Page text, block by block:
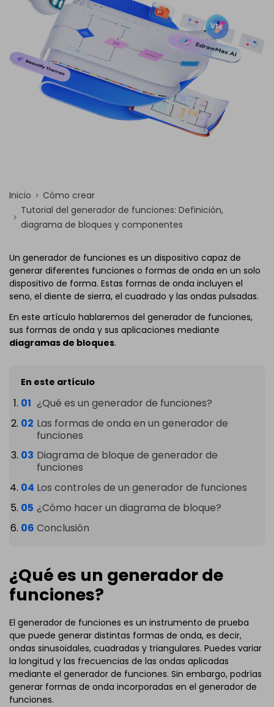
Inicio
Cómo crear
Tutorial del generador de funciones: Definición,
diagrama de bloques y componentes
Un generador de funciones es un dispositivo capaz de
generar diferentes funciones o formas de onda en un solo
dispositivo de forma. Estas formas de onda incluyen el
seno, el diente de sierra, el cuadrado y las ondas pulsadas.
En este artículo hablaremos del generador de funciones,
sus formas de onda y sus aplicaciones mediante
diagramas de bloques.
En este artículo
¿Qué es un generador de funciones?
Las formas de onda en un generador de
funciones
Diagrama de bloque de generador de
funciones
Los controles de un generador de funciones
¿Cómo hacer un diagrama de bloque?
Conclusión
¿Qué es un generador de
funciones?
El generador de funciones es un instrumento de prueba
que puede generar distintas formas de onda, es decir,
ondas sinusoidales, cuadradas y triangulares. Puedes variar
la longitud y las frecuencias de las ondas aplicadas
mediante el generador de funciones. Sin embargo, podrías
generar formas de onda incorporadas en el generador de
funciones.